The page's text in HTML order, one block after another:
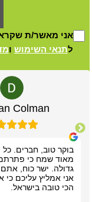
אני מאשר/ת
לתנאי השימוש ו
Colman
בוקר טוב, חברים. כל
מאוד שמח כי
גדולה. ישר כוח,
אני אמליץ עליכם
הכי טובה בישראל.